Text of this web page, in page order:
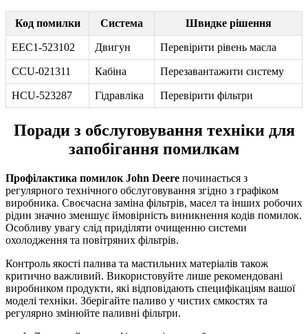
Код помилки Система Швидке рішення
EEC1-523102 Двигун Перевірити рівень масла
CCU-021311 Кабіна Перезавантажити систему
HCU-523287 Гідравліка Перевірити фільтри
Поради з обслуговування техніки для
запобігання помилкам
Профілактика помилок John Deere починається з
регулярного технічного обслуговування згідно з графіком
виробника. Своєчасна заміна фільтрів, масел та інших робочих
рідин значно зменшує ймовірність виникнення кодів помилок.
Особливу увагу слід приділяти очищенню системи
охолодження та повітряних фільтрів.
Контроль якості палива та мастильних матеріалів також
критично важливий. Використовуйте лише рекомендовані
виробником продукти, які відповідають специфікаціям вашої
моделі техніки. Зберігайте паливо у чистих ємкостях та
регулярно змінюйте паливні фільтри.